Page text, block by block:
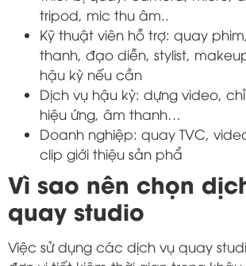
tripod, mic thu âm..
Kỹ thuật viên hỗ trợ: quay
thanh, đạo diễn, stylist,
hậu kỳ nếu cần
Dịch vụ hậu kỳ: dựng video,
hiệu ứng, âm thanh…
Doanh nghiệp: quay TVC,
clip giới thiệu sản phẩ
Vì sao nên chọn
quay studio
Việc sử dụng các dịch vụ quay